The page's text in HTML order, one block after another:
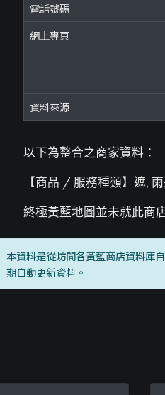
電話號碼
網上專頁
資料來源
以下為整合之商家資料：
【商品 / 服務種類】遮,
終極黃藍地圖並未就此商
本資料是從坊間各黃藍商店資料庫
期自動更新資料。